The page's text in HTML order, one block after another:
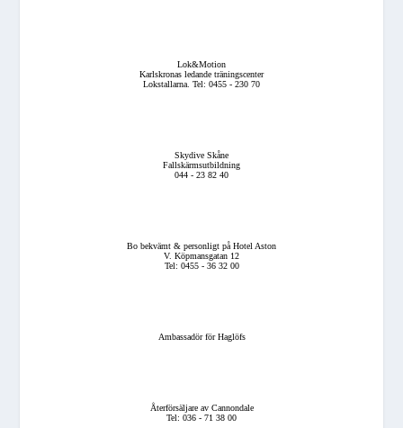
Lok&Motion
Karlskronas ledande träningscenter
Lokstallarna. Tel: 0455 - 230 70
Skydive Skåne
Fallskärmsutbildning
044 - 23 82 40
Bo bekvämt & personligt på Hotel Aston
V. Köpmansgatan 12
Tel: 0455 - 36 32 00
Ambassadör för Haglöfs
Återförsäljare av Cannondale
Tel: 036 - 71 38 00